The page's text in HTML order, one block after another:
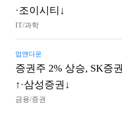
·조이시티↓
IT/과학
업앤다운
증권주 2% 상승, SK증권
↑·삼성증권↓
금융/증권